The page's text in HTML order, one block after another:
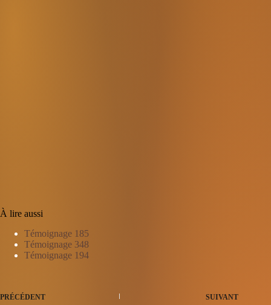
À lire aussi
Témoignage 185
Témoignage 348
Témoignage 194
PRÉCÉDENT SUIVANT